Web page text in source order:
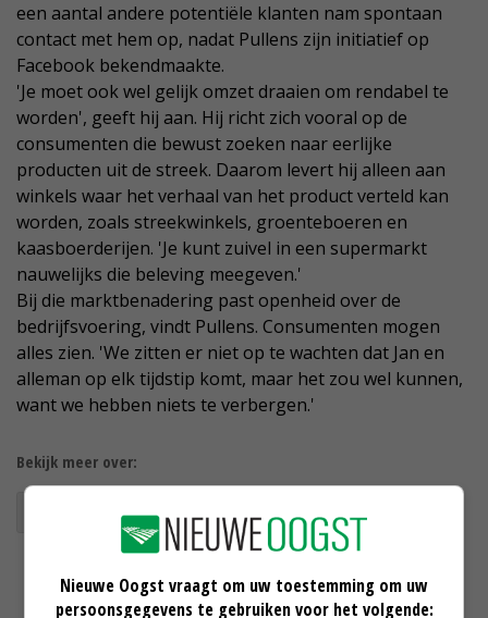
een aantal andere potentiële klanten nam spontaan
contact met hem op, nadat Pullens zijn initiatief op
Facebook bekendmaakte.
'Je moet ook wel gelijk omzet draaien om rendabel te
worden', geeft hij aan. Hij richt zich vooral op de
consumenten die bewust zoeken naar eerlijke
producten uit de streek. Daarom levert hij alleen aan
winkels waar het verhaal van het product verteld kan
worden, zoals streekwinkels, groenteboeren en
kaasboerderijen. 'Je kunt zuivel in een supermarkt
nauwelijks die beleving meegeven.'
Bij die marktbenadering past openheid over de
bedrijfsvoering, vindt Pullens. Consumenten mogen
alles zien. 'We zitten er niet op te wachten dat Jan en
alleman op elk tijdstip komt, maar het zou wel kunnen,
want we hebben niets te verbergen.'
Bekijk meer over:
Ambachtshoeve
Nieuwe Oogst vraagt om uw toestemming om uw
persoonsgegevens te gebruiken voor het volgende: